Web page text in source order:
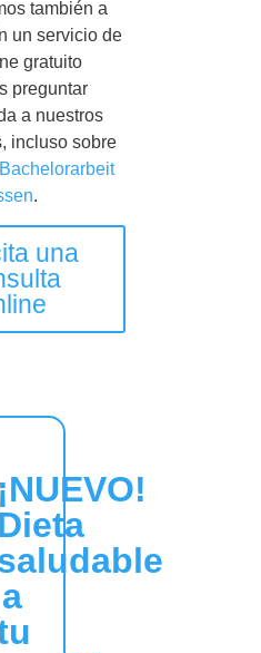
también a
un servicio de
gratuito
preguntar
a nuestros
incluso sobre
Bachelorarbeit
.
una
¡NUEVO!
Dieta
a